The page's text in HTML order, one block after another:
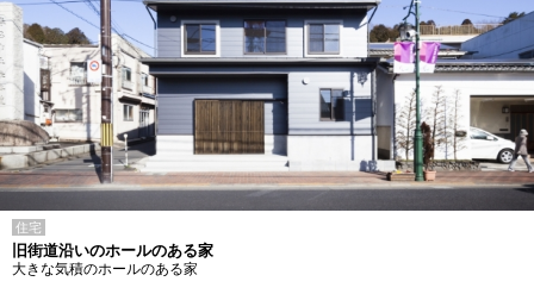
住宅
旧街道沿いのホールのある家
大きな気積のホールのある家